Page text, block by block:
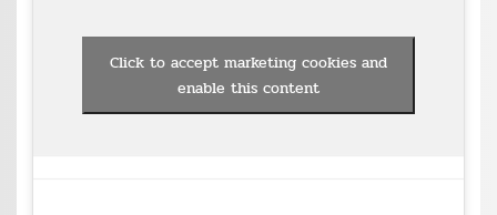
Click to accept marketing cookies and
enable this content